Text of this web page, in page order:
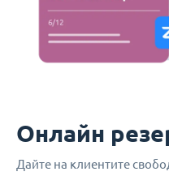
Онлайн
Дайте на клиентите